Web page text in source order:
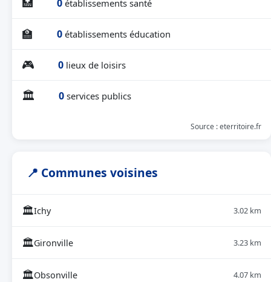
0 établissements santé
🏫 0 établissements éducation
🎮 0 lieux de loisirs
🏛 0 services publics
Source : eterritoire.fr
📍 Communes voisines
🏛Ichy 3.02 km
🏛Gironville 3.23 km
🏛Obsonville 4.07 km